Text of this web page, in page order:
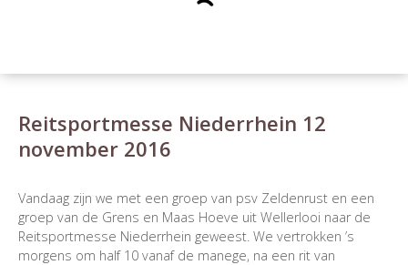
Reitsportmesse Niederrhein 12
november 2016
Vandaag zijn we met een groep van psv Zeldenrust en een
groep van de Grens en Maas Hoeve uit Wellerlooi naar de
Reitsportmesse Niederrhein geweest. We vertrokken ’s
morgens om half 10 vanaf de manege, na een rit van